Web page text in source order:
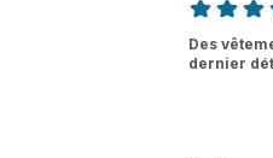
Des
dernier